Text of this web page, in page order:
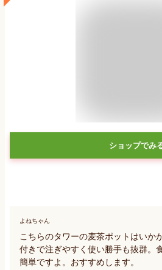
ショップでみ
よねちゃん
こちらのタワーの麦茶ポットはいか
付きで注ぎやすく使い勝手も抜群。
簡単ですよ。おすすめします。